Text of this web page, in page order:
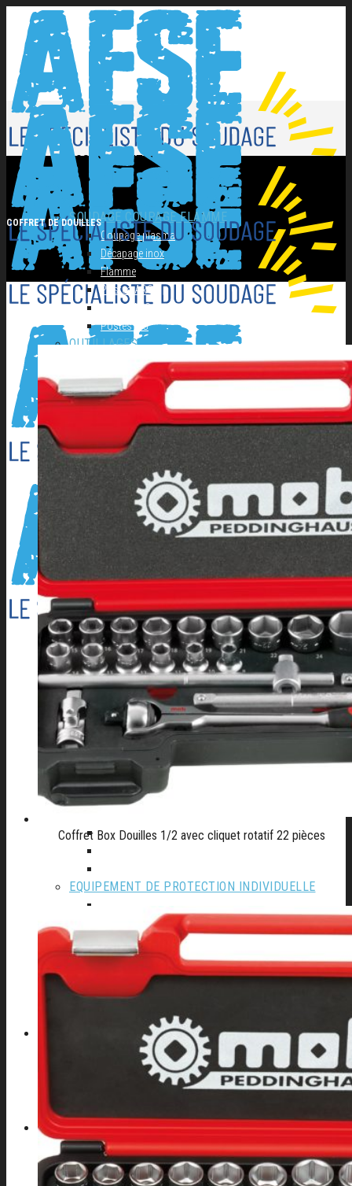
NOS PRODUITS
SOUDAGE COUPAGE FLAMME
Coupage plasma
Décapage inox
Flamme
Postes ARC
Postes MIG
Postes TIG
OUTILLAGES
Outillage électroportatif
Outillage à main
Outillage Pneumatique
Abrasifs
Cartouche Silicone
Lames de scies à ruban
Perçage/Vissage
Torches et accessoires ARC
PRODUITS D’APPORT
Métaux d’apport ARC
Métaux d’apport MIG
Métaux d’apport TIG
EQUIPEMENTS D’ATELIER
Accessoires compresseur
Aspirateur eau et poussieres
Autolaveuse
Compresseur
Groupe électrogène
Materiel de Garage
Nettoyeur haute pression
Perceuse à colonne
Perceuse magnetique
EQUIPEMENT DE PROTECTION INDIVIDUELLE
Chaussures
Protection de la main
Protection de la tête
Vêtements de travail
A PROPOS D’AFSE
CONTACT
COFFRET DE DOUILLES
Coffret Box Douilles 1/2 avec cliquet rotatif 22 pièces